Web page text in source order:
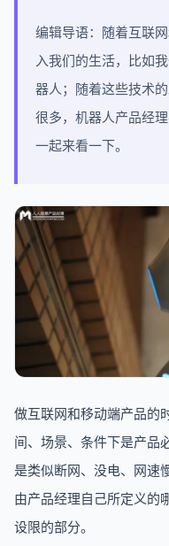
编辑导语：随着互联
入我们的生活，比如
器人；随着这些技术
很多，机器人产品经
一起来看一下。
做互联网和移动端产品的
间、场景、条件下是产品
是类似断网、没电、网速
由产品经理自己所定义的
设限的部分。